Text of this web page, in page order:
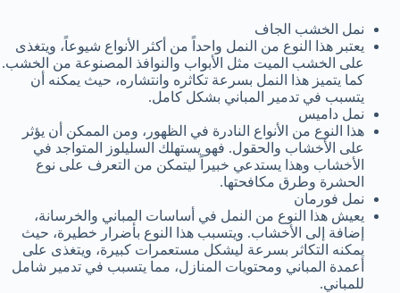
نمل الخشب الجاف
يعتبر هذا النوع من النمل واحداً من أكثر الأنواع شيوعاً، ويتغذى
على الخشب الميت مثل الأبواب والنوافذ المصنوعة من الخشب.
كما يتميز هذا النمل بسرعة تكاثره وانتشاره، حيث يمكنه أن
يتسبب في تدمير المباني بشكل كامل.
نمل داميس
هذا النوع من الأنواع النادرة في الظهور، ومن الممكن أن يؤثر
على الأخشاب والحقول. فهو يستهلك السليلوز المتواجد في
الأخشاب وهذا يستدعي خبيراً ليتمكن من التعرف على نوع
الحشرة وطرق مكافحتها.
نمل فورمان
يعيش هذا النوع من النمل في أساسات المباني والخرسانة،
إضافة إلى الأخشاب. ويتسبب هذا النوع بأضرار خطيرة، حيث
يمكنه التكاثر بسرعة ليشكل مستعمرات كبيرة، ويتغذى على
أعمدة المباني ومحتويات المنازل، مما يتسبب في تدمير شامل
للمباني.